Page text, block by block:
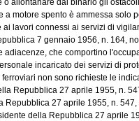
dal binario gli
spento è ammessa solo
lavori connessi ai servizi di
7 gennaio 1956, n. 164,
che comportino
incaricato dei servizi di
non sono richieste le
27 aprile 1955, n.
27 aprile 1955, n.
della Repubblica 27 aprile